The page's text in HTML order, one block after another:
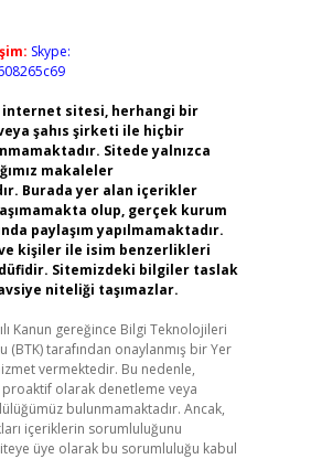
Skype:
internet sitesi, herhangi bir
şahıs şirketi ile hiçbir
Sitede yalnızca
makaleler
Burada yer alan içerikler
olup, gerçek kurum
paylaşım yapılmamaktadır.
kişiler ile isim benzerlikleri
Sitemizdeki bilgiler taslak
niteliği taşımazlar.
Kanun gereğince Bilgi Teknolojileri
(BTK) tarafından onaylanmış bir Yer
vermektedir. Bu nedenle,
olarak denetleme veya
bulunmamaktadır. Ancak,
içeriklerin sorumluluğunu
üye olarak bu sorumluluğu kabul